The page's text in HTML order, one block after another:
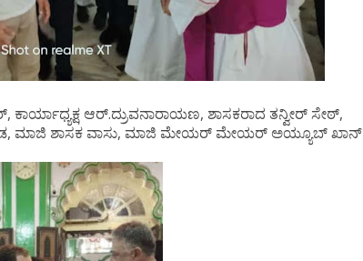
ಆರ್.ದ್ರುವನಾರಾಯಣ, ಶಾಸಕರಾದ ತನ್ವೀರ್ ಸೇಠ್,
ಮಾಜಿ ಶಾಸಕ ವಾಸು, ಮಾಜಿ ಮೇಯರ್ ಮೇಯರ್ ಅಯ್ಯೂಬ್ ಖಾನ್